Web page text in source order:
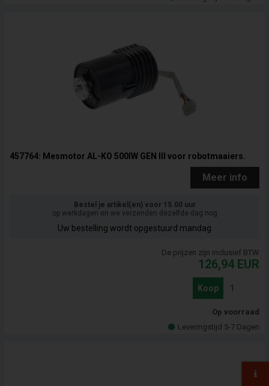
457764: Mesmotor AL-KO 500IW GEN III voor robotmaaiers.
Meer info
Bestel je artikel(en) voor 15.00 uur
op werkdagen en we verzenden dezelfde dag nog
Uw bestelling wordt opgestuurd mandag
De prijzen zijn inclusief BTW
126,94 EUR
Koop
Op voorraad
Leveringstijd 5-7 Dagen